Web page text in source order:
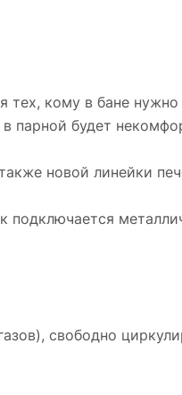
тех, кому в бане
парной будет
новой линейки
подключается
свободно